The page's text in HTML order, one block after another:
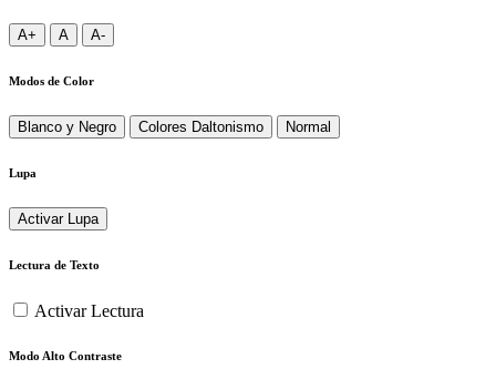
A+ A A-
Modos de Color
Blanco y Negro Colores Daltonismo Normal
Lupa
Activar Lupa
Lectura de Texto
Activar Lectura
Modo Alto Contraste